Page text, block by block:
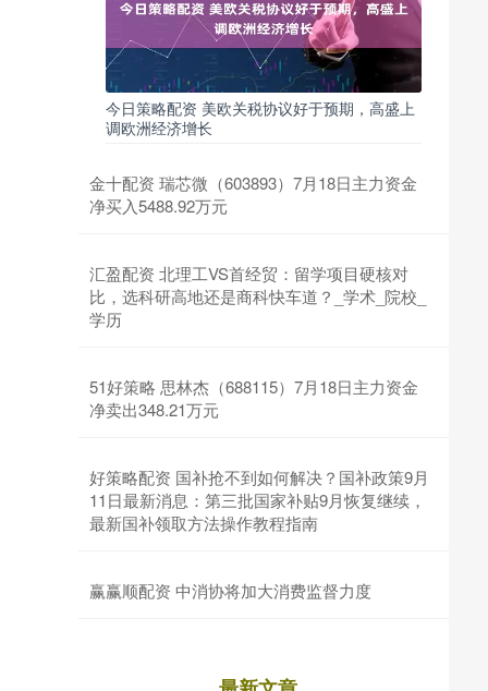
今日策略配资 美欧关税协议好于预期，高盛上
调欧洲经济增长
金十配资 瑞芯微（603893）7月18日主力资金
净买入5488.92万元
汇盈配资 北理工VS首经贸：留学项目硬核对
比，选科研高地还是商科快车道？_学术_院校_
学历
51好策略 思林杰（688115）7月18日主力资金
净卖出348.21万元
好策略配资 国补抢不到如何解决？国补政策9月
11日最新消息：第三批国家补贴9月恢复继续，
最新国补领取方法操作教程指南
赢赢顺配资 中消协将加大消费监督力度